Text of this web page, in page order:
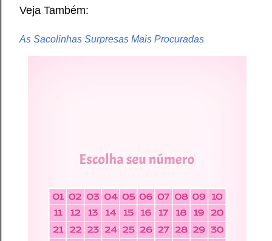
Veja Também:
As Sacolinhas Surpresas Mais Procuradas